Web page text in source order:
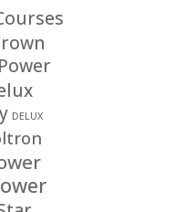
DELUX